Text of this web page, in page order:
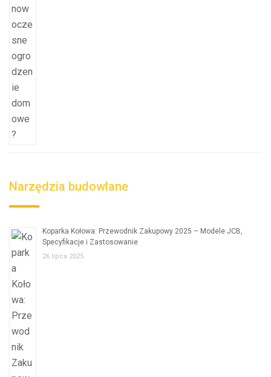
Narzędzia budowlane
Koparka Kołowa: Przewodnik Zakupowy 2025 – Modele JCB,
Specyfikacje i Zastosowanie
26 lipca 2025